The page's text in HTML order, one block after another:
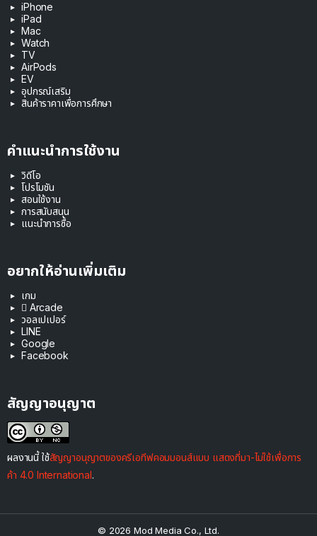
iPhone
iPad
Mac
Watch
TV
AirPods
EV
อุปกรณ์เสริม
สินค้าราคาเพื่อการศึกษา
คำแนะนำการใช้งาน
วิดีโอ
โปรโมชัน
สอนใช้งาน
การสนับสนุน
แนะนำการซื้อ
อยากให้อ่านเพิ่มเติม
เกม
 Arcade
วอลเปเปอร์
LINE
Google
Facebook
สัญญาอนุญาต
ผลงานนี้ ใช้สัญญาอนุญาตของครีเอทีฟคอมมอนส์แบบ แสดงที่มา-ไม่ใช้เพื่อการ
ค้า 4.0 International.
© 2026 Mod Media Co., Ltd.